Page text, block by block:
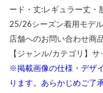
ード・丈:レギュラー丈・
25/26シーズン着用モデ
店舗へのお問い合わせ商
【ジャンル/カテゴリ】
※掲載画像の仕様・デザ
ります。あらかじめご了